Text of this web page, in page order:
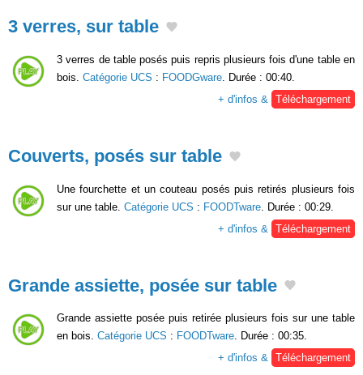
3 verres, sur table
3 verres de table posés puis repris plusieurs fois d'une table en
bois. Catégorie UCS : FOODGware . Durée : 00:40.
+ d'infos &
Téléchargement
Couverts, posés sur table
Une fourchette et un couteau posés puis retirés plusieurs fois
sur une table. Catégorie UCS : FOODTware . Durée : 00:29.
+ d'infos &
Téléchargement
Grande assiette, posée sur table
Grande assiette posée puis retirée plusieurs fois sur une table
en bois. Catégorie UCS : FOODTware. Durée : 00:35.
+ d'infos & Téléchargement